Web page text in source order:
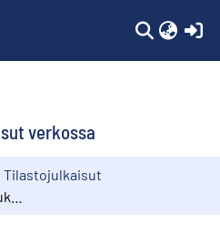
verkossa
Tilastojulkaisut